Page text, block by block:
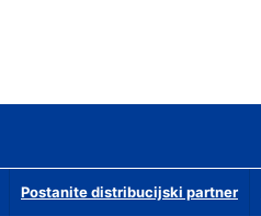
Postanite distribucijski partner